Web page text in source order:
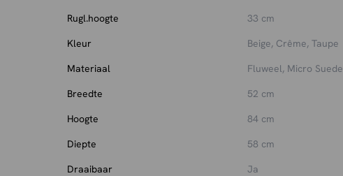
Rugl.hoogte
33 cm
Kleur
Beige, Crême, Taupe
Materiaal
Fluweel, Micro Suede
Breedte
52 cm
Hoogte
84 cm
Diepte
58 cm
Draaibaar
Ja